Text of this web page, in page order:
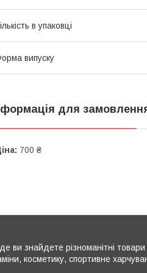
в упаковці
випуску
для
700 ₴
ви знайдете різноманітні
косметику, спортивне